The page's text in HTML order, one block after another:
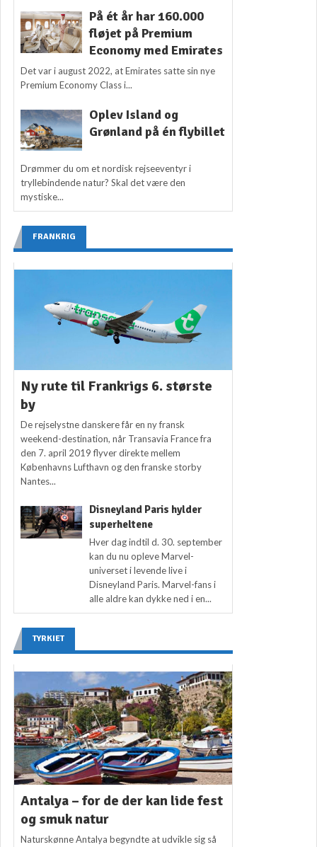
På ét år har 160.000
fløjet på Premium
Economy med Emirates
Det var i august 2022, at Emirates satte sin nye
Premium Economy Class i...
Oplev Island og
Grønland på én flybillet
Drømmer du om et nordisk rejseeventyr i
tryllebindende natur? Skal det være den
mystiske...
FRANKRIG
Ny rute til Frankrigs 6. største
by
De rejselystne danskere får en ny fransk
weekend-destination, når Transavia France fra
den 7. april 2019 flyver direkte mellem
Københavns Lufthavn og den franske storby
Nantes...
Disneyland Paris hylder
superheltene
Hver dag indtil d. 30. september
kan du nu opleve Marvel-
universet i levende live i
Disneyland Paris. Marvel-fans i
alle aldre kan dykke ned i en...
TYRKIET
Antalya – for de der kan lide fest
og smuk natur
Naturskønne Antalya begyndte at udvikle sig så